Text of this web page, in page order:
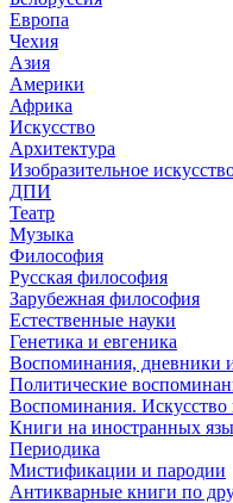
Европа
Чехия
Азия
Америки
Африка
Искусство
Архитектура
Изобразительное
ДПИ
Театр
Музыка
Философия
Русская философия
Зарубежная философия
Естественные науки
Генетика и евгеника
Воспоминания, дневники
Политические
Воспоминания. Искусство
Книги на иностранных
Периодика
Мистификации и пародии
Антикварные книги по